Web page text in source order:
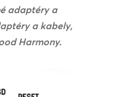
adaptéry a
a kabely,
Harmony.